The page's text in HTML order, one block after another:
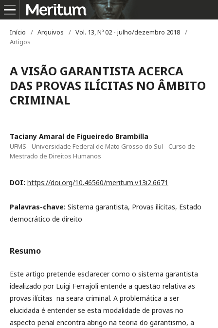
Início / Arquivos / Vol. 13, Nº 02 - julho/dezembro 2018 /
Artigos
A VISÃO GARANTISTA ACERCA
DAS PROVAS ILÍCITAS NO ÂMBITO
CRIMINAL
Taciany Amaral de Figueiredo Brambilla
UFMS - Universidade Federal de Mato Grosso do Sul - Curso de
Mestrado de Direitos Humanos
DOI: https://doi.org/10.46560/meritum.v13i2.6671
Palavras-chave: Sistema garantista, Provas ilícitas, Estado
democrático de direito
Resumo
Este artigo pretende esclarecer como o sistema garantista
idealizado por Luigi Ferrajoli entende a questão relativa as
provas ilícitas na seara criminal. A problemática a ser
elucidada é entender se esta modalidade de provas no
aspecto penal encontra abrigo na teoria do garantismo, a